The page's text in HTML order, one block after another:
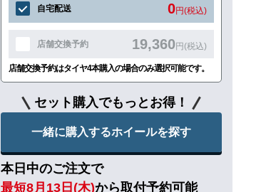
自宅配送 0円(税込)
店舗交換予約 19,360円(税込)
店舗交換予約はタイヤ4本購入の場合のみ選択可能です。
セット購入でもっとお得！
一緒に購入するホイールを探す
本日中のご注文で
最短8月13日(木)から取付予約可能